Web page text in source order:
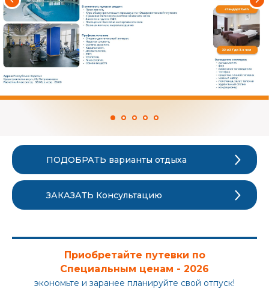
ПОДОБРАТЬ варианты отдыха
ЗАКАЗАТЬ Консультацию
Приобретайте путевки по
Специальным ценам - 2026
экономьте и заранее планируйте свой отпуск!